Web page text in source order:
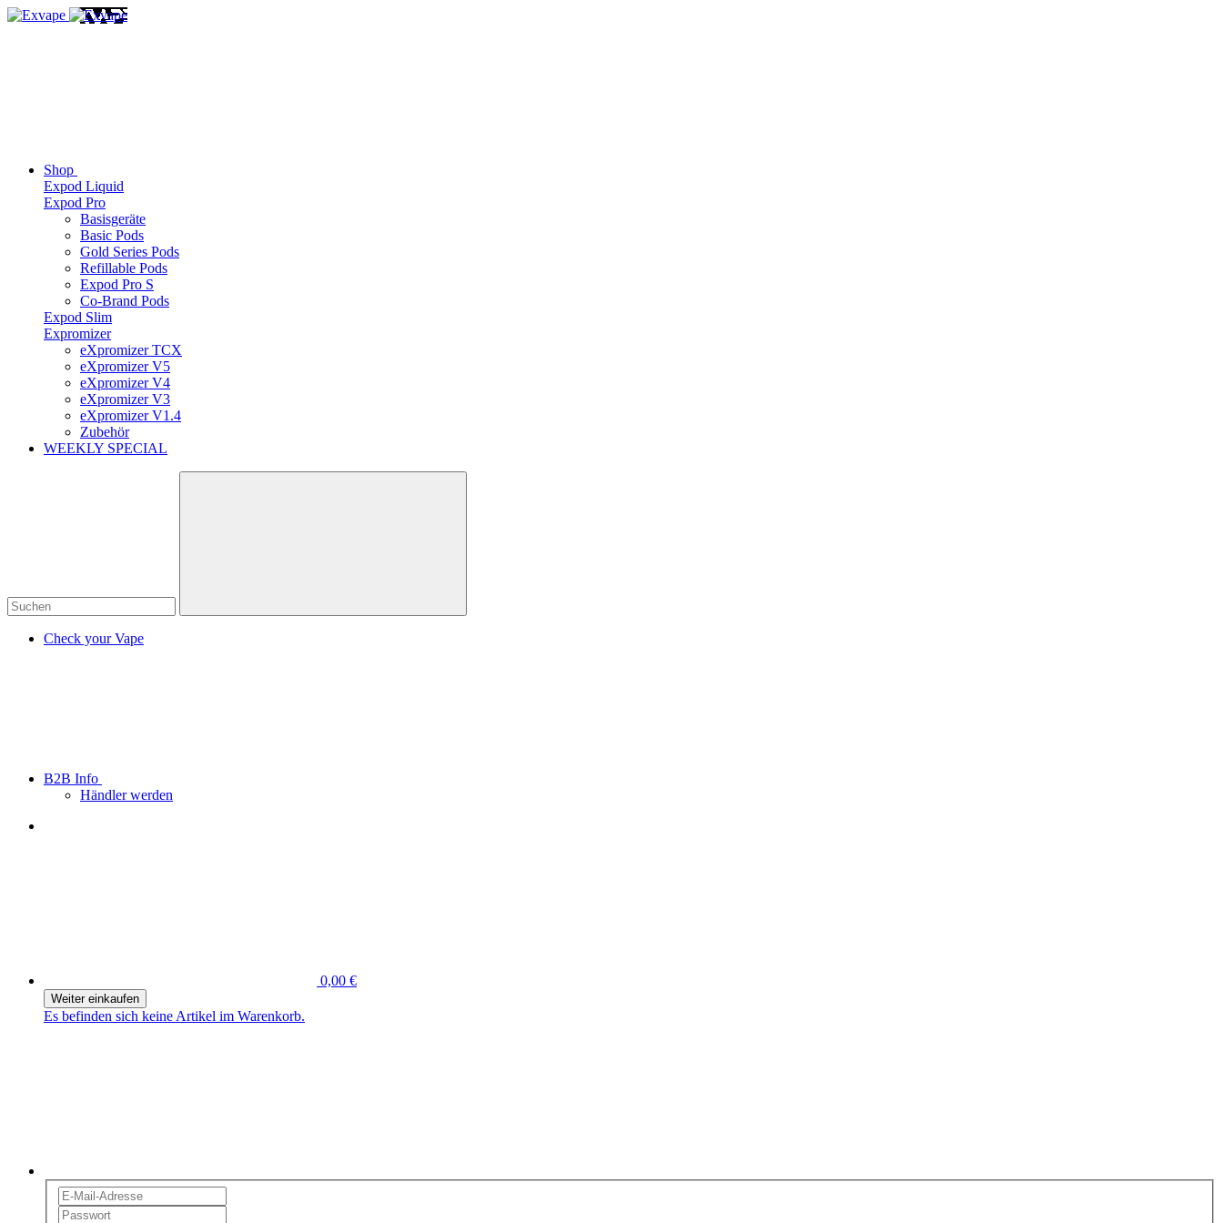
Shop
Expod Liquid
Expod Pro
Basisgeräte
Basic Pods
Gold Series Pods
Refillable Pods
Expod Pro S
Co-Brand Pods
Expod Slim
Expromizer
eXpromizer TCX
eXpromizer V5
eXpromizer V4
eXpromizer V3
eXpromizer V1.4
Zubehör
WEEKLY SPECIAL
Check your Vape
B2B Info
Händler werden
0,00 €
Weiter einkaufen
Es befinden sich keine Artikel im Warenkorb.